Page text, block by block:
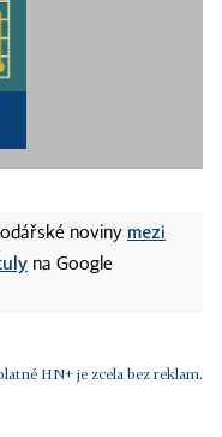
noviny mezi
na Google
HN+ je zcela bez reklam.